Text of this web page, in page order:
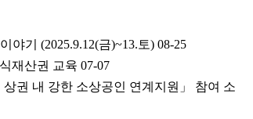
야기 (2025.9.12(금)~13.토) 08-25
재산권 교육 07-07
권 내 강한 소상공인 연계지원」 참여 소